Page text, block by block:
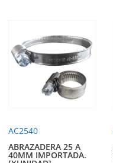
AC2540
ABRAZADERA 25 A
40MM IMPORTADA.